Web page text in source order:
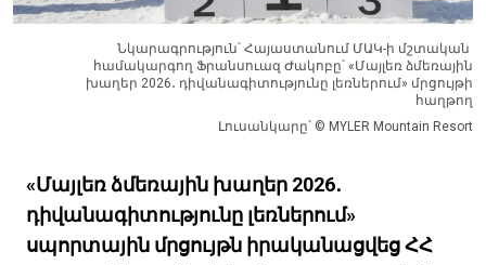
Նկարագրություն՝ Հայաստանում ՄԱԿ-ի մշտական ​​
համակարգող Ֆրանսուազ Ժակոբը՝ «Մայլեռ ձմեռային
խաղեր 2026․ դիվանագիտությունը լեռներում» մրցույթի
հաղթող
Լուսանկարը՝ © MYLER Mountain Resort
«Մայլեռ ձմեռային խաղեր 2026․
դիվանագիտությունը լեռներում»
սպորտային մրցույթն իրականացվեց ՀՀ